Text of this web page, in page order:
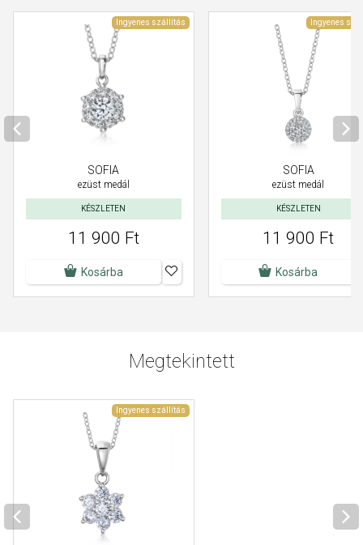
Ingyenes szállítás
SOFIA
ezüst medál
KÉSZLETEN
11 900 Ft
Kosárba
Ingyenes
SOFIA
ezüst medál
KÉSZLETEN
11 900 Ft
Kosárba
Megtekintett
Ingyenes szállítás